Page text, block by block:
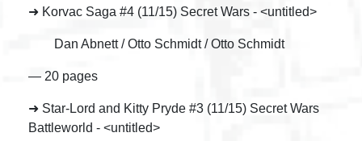
➜ Korvac Saga #4 (11/15) Secret Wars - <untitled>
Dan Abnett / Otto Schmidt / Otto Schmidt
— 20 pages
➜ Star-Lord and Kitty Pryde #3 (11/15) Secret Wars
Battleworld - <untitled>